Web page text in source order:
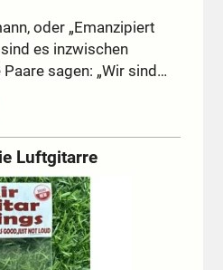
oder „Emanzipiert
es inzwischen
sagen: „Wir sind…
Luftgitarre